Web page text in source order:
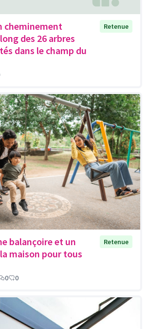
cheminement
des 26 arbres
dans le champ du
Retenue
balançoire et un
maison pour tous
Retenue
0 0